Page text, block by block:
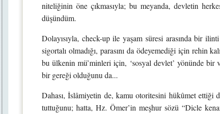
niteliğinin öne çıkmasıyla; bu meyanda, devletin
düşündüm.
Dolayısıyla, check-up ile yaşam süresi arasında bir
sigortalı olmadığı, parasını da ödeyemediği için rehin
bu ülkenin mü’minleri için, ‘sosyal devlet’ yönünde bir
bir gereği olduğunu da...
Dahası, İslâmiyetin de, kamu otoritesini hükûmet ettiği
tuttuğunu; hatta, Hz. Ömer’in meşhur sözü “Dicle